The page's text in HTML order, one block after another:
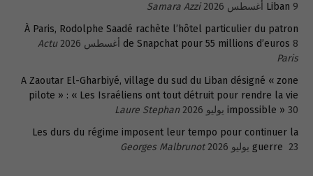
Liban 9 أغسطس 2026
Samara Azzi
À Paris, Rodolphe Saadé rachète l’hôtel particulier du patron
de Snapchat pour 55 millions d’euros 8 أغسطس 2026
Actu
Paris
A Zaoutar El-Gharbiyé, village du sud du Liban désigné « zone
pilote » : « Les Israéliens ont tout détruit pour rendre la vie
impossible » 30 يوليو 2026
Laure Stephan
Les durs du régime imposent leur tempo pour continuer la
guerre 23 يوليو 2026 Georges Malbrunot